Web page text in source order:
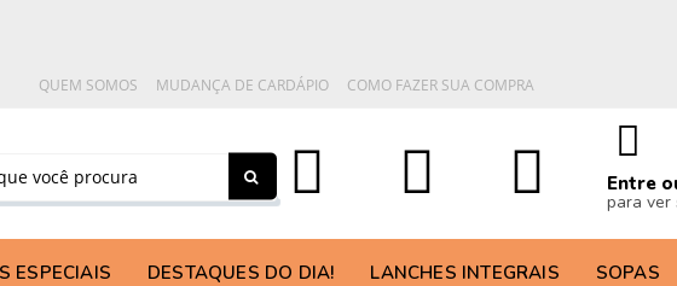
QUEM SOMOS MUDANÇA DE CARDÁPIO COMO FAZER SUA COMPRA
Entre
para ver
ESPECIAIS DESTAQUES DO DIA! LANCHES INTEGRAIS SOPAS